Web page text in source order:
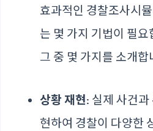
효과적인 경찰조사시
는 몇 가지 기법이 필
그 중 몇 가지를 소개합
상황 재현: 실제 사건과
현하여 경찰이 다양한